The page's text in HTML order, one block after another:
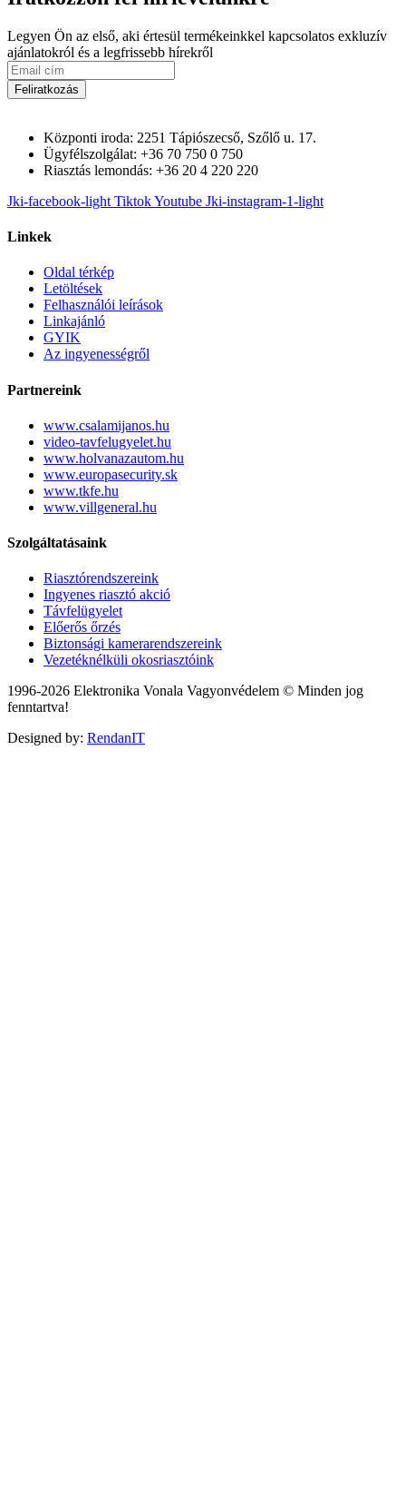
Legyen Ön az első, aki értesül termékeinkkel kapcsolatos exkluzív
ajánlatokról és a legfrissebb hírekről
Feliratkozás
Központi iroda: 2251 Tápiószecső, Szőlő u. 17.
Ügyfélszolgálat: +36 70 750 0 750
Riasztás lemondás: +36 20 4 220 220
Jki-facebook-light TiktokYoutube Jki-instagram-1-light
Linkek
Oldal térkép
Letöltések
Felhasználói leírások
Linkajánló
GYIK
Az ingyenességről
Partnereink
www.csalamijanos.hu
video-tavfelugyelet.hu
www.holvanazautom.hu
www.europasecurity.sk
www.tkfe.hu
www.villgeneral.hu
Szolgáltatásaink
Riasztórendszereink
Ingyenes riasztó akció
Távfelügyelet
Előerős őrzés
Biztonsági kamerarendszereink
Vezetéknélküli okosriasztóink
1996-2026 Elektronika Vonala Vagyonvédelem © Minden jog
fenntartva!
Designed by: RendanIT